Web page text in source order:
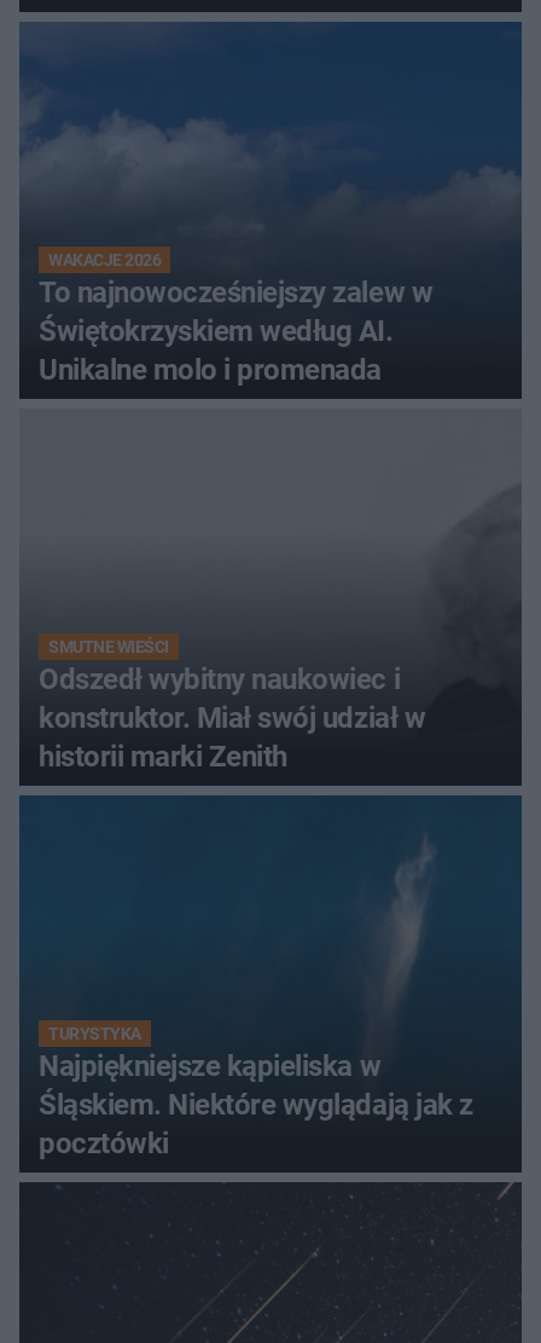
WAKACJE 2026
To najnowocześniejszy zalew w
Świętokrzyskiem według AI.
Unikalne molo i promenada
SMUTNE WIEŚCI
Odszedł wybitny naukowiec i
konstruktor. Miał swój udział w
historii marki Zenith
TURYSTYKA
Najpiękniejsze kąpieliska w
Śląskiem. Niektóre wyglądają jak z
pocztówki